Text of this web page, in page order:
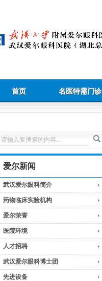
首页 名医特需门诊
爱尔新闻
武汉爱尔眼科简介
药物临床实验机构
爱尔荣誉
医院环境
人才招聘
武汉爱尔眼科博士团
先进设备